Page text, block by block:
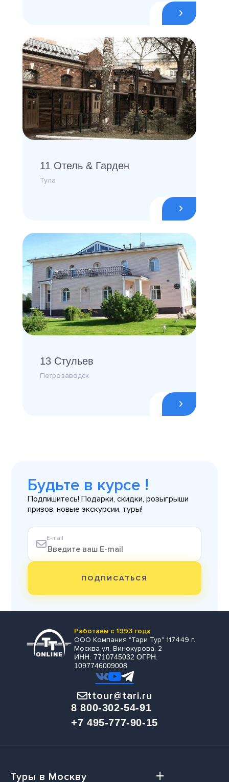
11 Отель & Гарден
Тула
13 Стульев
Петрозаводск
Будьте в курсе !
Подпишитесь! Подарки, скидки, розыгрыши
призов, новые экскурсии, туры!
E-mail
ПОДПИСАТЬСЯ
Работаем с 1993 года
ООО Компания "Тари Тур" 117449 г.
Москва ул. Винокурова, 2
ИНН: 7710745032 ОГРН:
1097746009008
ttour@tari.ru
8 800-302-54-91
+7 495-777-90-15
Туры в Москву